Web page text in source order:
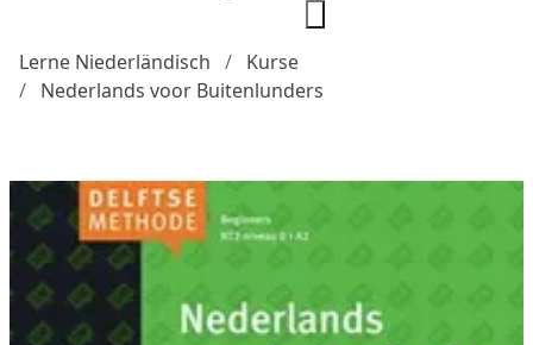
Lerne Niederländisch
Kurse
Nederlands voor Buitenlunders